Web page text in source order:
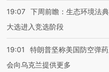
19:07 下周前瞻：生态环境法
大选进入竞选阶段
19:01
特朗普坚称美国防空弹
会向乌克兰提供更多